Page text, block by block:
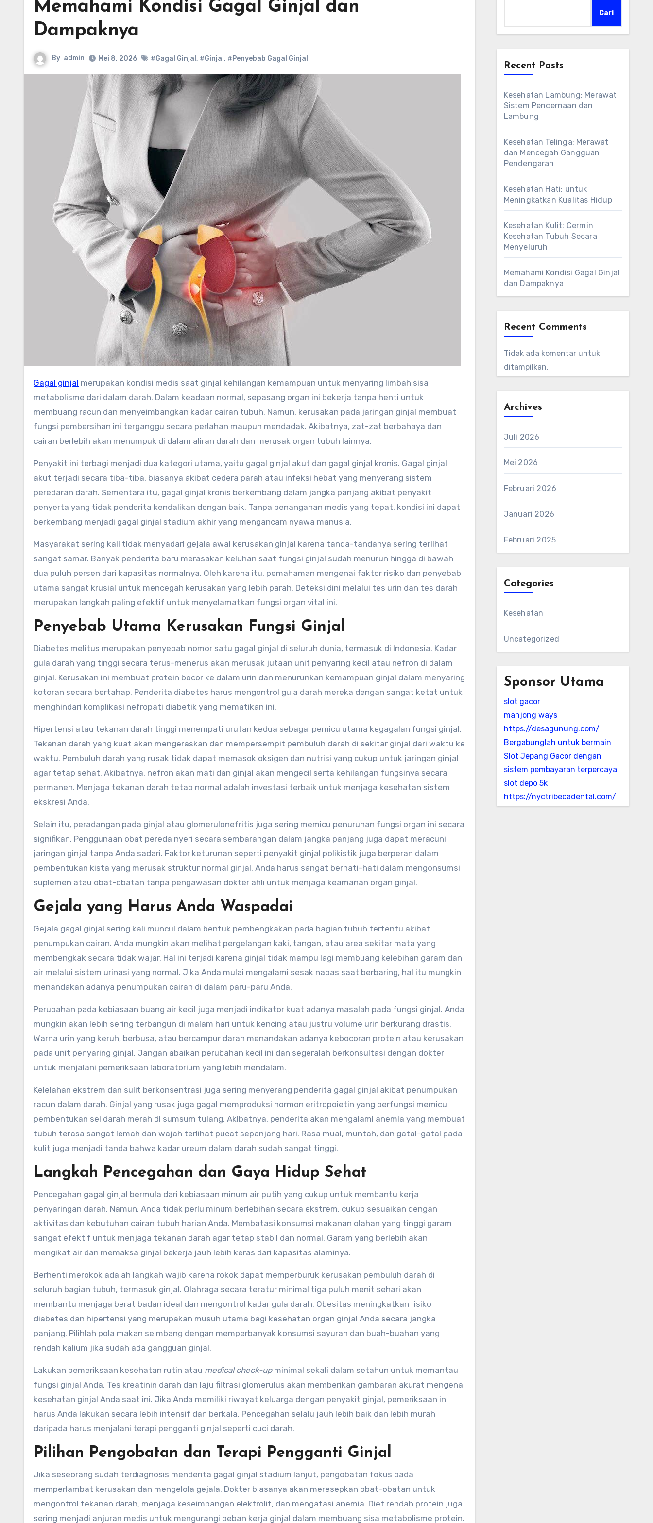
Memahami Kondisi Gagal Ginjal dan
Dampaknya
By admin Mei 8, 2026 #Gagal Ginjal , #Ginjal , #Penyebab Gagal Ginjal
Gagal ginjal merupakan kondisi medis saat ginjal kehilangan kemampuan untuk menyaring limbah sisa
metabolisme dari dalam darah. Dalam keadaan normal, sepasang organ ini bekerja tanpa henti untuk
membuang racun dan menyeimbangkan kadar cairan tubuh. Namun, kerusakan pada jaringan ginjal membuat
fungsi pembersihan ini terganggu secara perlahan maupun mendadak. Akibatnya, zat-zat berbahaya dan
cairan berlebih akan menumpuk di dalam aliran darah dan merusak organ tubuh lainnya.
Penyakit ini terbagi menjadi dua kategori utama, yaitu gagal ginjal akut dan gagal ginjal kronis. Gagal ginjal
akut terjadi secara tiba-tiba, biasanya akibat cedera parah atau infeksi hebat yang menyerang sistem
peredaran darah. Sementara itu, gagal ginjal kronis berkembang dalam jangka panjang akibat penyakit
penyerta yang tidak penderita kendalikan dengan baik. Tanpa penanganan medis yang tepat, kondisi ini dapat
berkembang menjadi gagal ginjal stadium akhir yang mengancam nyawa manusia.
Masyarakat sering kali tidak menyadari gejala awal kerusakan ginjal karena tanda-tandanya sering terlihat
sangat samar. Banyak penderita baru merasakan keluhan saat fungsi ginjal sudah menurun hingga di bawah
dua puluh persen dari kapasitas normalnya. Oleh karena itu, pemahaman mengenai faktor risiko dan penyebab
utama sangat krusial untuk mencegah kerusakan yang lebih parah. Deteksi dini melalui tes urin dan tes darah
merupakan langkah paling efektif untuk menyelamatkan fungsi organ vital ini.
Penyebab Utama Kerusakan Fungsi Ginjal
Diabetes melitus merupakan penyebab nomor satu gagal ginjal di seluruh dunia, termasuk di Indonesia. Kadar
gula darah yang tinggi secara terus-menerus akan merusak jutaan unit penyaring kecil atau nefron di dalam
ginjal. Kerusakan ini membuat protein bocor ke dalam urin dan menurunkan kemampuan ginjal dalam menyaring
kotoran secara bertahap. Penderita diabetes harus mengontrol gula darah mereka dengan sangat ketat untuk
menghindari komplikasi nefropati diabetik yang mematikan ini.
Hipertensi atau tekanan darah tinggi menempati urutan kedua sebagai pemicu utama kegagalan fungsi ginjal.
Tekanan darah yang kuat akan mengeraskan dan mempersempit pembuluh darah di sekitar ginjal dari waktu ke
waktu. Pembuluh darah yang rusak tidak dapat memasok oksigen dan nutrisi yang cukup untuk jaringan ginjal
agar tetap sehat. Akibatnya, nefron akan mati dan ginjal akan mengecil serta kehilangan fungsinya secara
permanen. Menjaga tekanan darah tetap normal adalah investasi terbaik untuk menjaga kesehatan sistem
ekskresi Anda.
Selain itu, peradangan pada ginjal atau glomerulonefritis juga sering memicu penurunan fungsi organ ini secara
signifikan. Penggunaan obat pereda nyeri secara sembarangan dalam jangka panjang juga dapat meracuni
jaringan ginjal tanpa Anda sadari. Faktor keturunan seperti penyakit ginjal polikistik juga berperan dalam
pembentukan kista yang merusak struktur normal ginjal. Anda harus sangat berhati-hati dalam mengonsumsi
suplemen atau obat-obatan tanpa pengawasan dokter ahli untuk menjaga keamanan organ ginjal.
Gejala yang Harus Anda Waspadai
Gejala gagal ginjal sering kali muncul dalam bentuk pembengkakan pada bagian tubuh tertentu akibat
penumpukan cairan. Anda mungkin akan melihat pergelangan kaki, tangan, atau area sekitar mata yang
membengkak secara tidak wajar. Hal ini terjadi karena ginjal tidak mampu lagi membuang kelebihan garam dan
air melalui sistem urinasi yang normal. Jika Anda mulai mengalami sesak napas saat berbaring, hal itu mungkin
menandakan adanya penumpukan cairan di dalam paru-paru Anda.
Perubahan pada kebiasaan buang air kecil juga menjadi indikator kuat adanya masalah pada fungsi ginjal. Anda
mungkin akan lebih sering terbangun di malam hari untuk kencing atau justru volume urin berkurang drastis.
Warna urin yang keruh, berbusa, atau bercampur darah menandakan adanya kebocoran protein atau kerusakan
pada unit penyaring ginjal. Jangan abaikan perubahan kecil ini dan segeralah berkonsultasi dengan dokter
untuk menjalani pemeriksaan laboratorium yang lebih mendalam.
Kelelahan ekstrem dan sulit berkonsentrasi juga sering menyerang penderita gagal ginjal akibat penumpukan
racun dalam darah. Ginjal yang rusak juga gagal memproduksi hormon eritropoietin yang berfungsi memicu
pembentukan sel darah merah di sumsum tulang. Akibatnya, penderita akan mengalami anemia yang membuat
tubuh terasa sangat lemah dan wajah terlihat pucat sepanjang hari. Rasa mual, muntah, dan gatal-gatal pada
kulit juga menjadi tanda bahwa kadar ureum dalam darah sudah sangat tinggi.
Langkah Pencegahan dan Gaya Hidup Sehat
Pencegahan gagal ginjal bermula dari kebiasaan minum air putih yang cukup untuk membantu kerja
penyaringan darah. Namun, Anda tidak perlu minum berlebihan secara ekstrem, cukup sesuaikan dengan
aktivitas dan kebutuhan cairan tubuh harian Anda. Membatasi konsumsi makanan olahan yang tinggi garam
sangat efektif untuk menjaga tekanan darah agar tetap stabil dan normal. Garam yang berlebih akan
mengikat air dan memaksa ginjal bekerja jauh lebih keras dari kapasitas alaminya.
Berhenti merokok adalah langkah wajib karena rokok dapat memperburuk kerusakan pembuluh darah di
seluruh bagian tubuh, termasuk ginjal. Olahraga secara teratur minimal tiga puluh menit sehari akan
membantu menjaga berat badan ideal dan mengontrol kadar gula darah. Obesitas meningkatkan risiko
diabetes dan hipertensi yang merupakan musuh utama bagi kesehatan organ ginjal Anda secara jangka
panjang. Pilihlah pola makan seimbang dengan memperbanyak konsumsi sayuran dan buah-buahan yang
rendah kalium jika sudah ada gangguan ginjal.
Lakukan pemeriksaan kesehatan rutin atau medical check-upminimal sekali dalam setahun untuk memantau
fungsi ginjal Anda. Tes kreatinin darah dan laju filtrasi glomerulus akan memberikan gambaran akurat mengenai
kesehatan ginjal Anda saat ini. Jika Anda memiliki riwayat keluarga dengan penyakit ginjal, pemeriksaan ini
harus Anda lakukan secara lebih intensif dan berkala. Pencegahan selalu jauh lebih baik dan lebih murah
daripada harus menjalani terapi pengganti ginjal seperti cuci darah.
Pilihan Pengobatan dan Terapi Pengganti Ginjal
Jika seseorang sudah terdiagnosis menderita gagal ginjal stadium lanjut, pengobatan fokus pada
memperlambat kerusakan dan mengelola gejala. Dokter biasanya akan meresepkan obat-obatan untuk
mengontrol tekanan darah, menjaga keseimbangan elektrolit, dan mengatasi anemia. Diet rendah protein juga
sering menjadi anjuran medis untuk mengurangi beban kerja ginjal dalam membuang sisa metabolisme protein.
Cari
Recent Posts
Kesehatan Lambung: Merawat
Sistem Pencernaan dan
Lambung
Kesehatan Telinga: Merawat
dan Mencegah Gangguan
Pendengaran
Kesehatan Hati: untuk
Meningkatkan Kualitas Hidup
Kesehatan Kulit: Cermin
Kesehatan Tubuh Secara
Menyeluruh
Memahami Kondisi Gagal Ginjal
dan Dampaknya
Recent Comments
Tidak ada komentar untuk
ditampilkan.
Archives
Juli 2026
Mei 2026
Februari 2026
Januari 2026
Februari 2025
Categories
Kesehatan
Uncategorized
Sponsor Utama
slot gacor
mahjong ways
https://desagunung.com/
Bergabunglah untuk bermain
Slot Jepang Gacor dengan
sistem pembayaran terpercaya
slot depo 5k
https://nyctribecadental.com/